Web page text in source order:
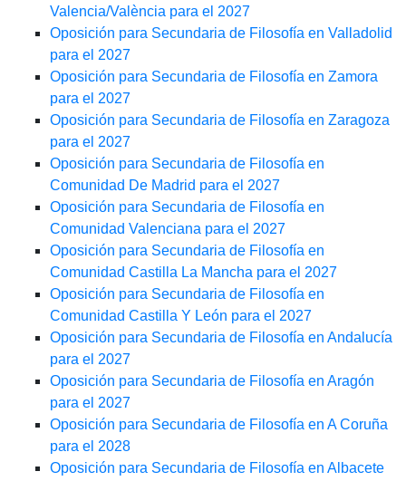
Valencia/València para el 2027
Oposición para Secundaria de Filosofía en Valladolid
para el 2027
Oposición para Secundaria de Filosofía en Zamora
para el 2027
Oposición para Secundaria de Filosofía en Zaragoza
para el 2027
Oposición para Secundaria de Filosofía en
Comunidad De Madrid para el 2027
Oposición para Secundaria de Filosofía en
Comunidad Valenciana para el 2027
Oposición para Secundaria de Filosofía en
Comunidad Castilla La Mancha para el 2027
Oposición para Secundaria de Filosofía en
Comunidad Castilla Y León para el 2027
Oposición para Secundaria de Filosofía en Andalucía
para el 2027
Oposición para Secundaria de Filosofía en Aragón
para el 2027
Oposición para Secundaria de Filosofía en A Coruña
para el 2028
Oposición para Secundaria de Filosofía en Albacete